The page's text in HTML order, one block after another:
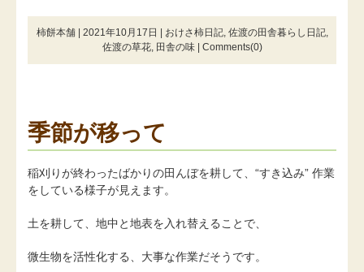
柿餅本舗 | 2021年10月17日 | おけさ柿日記, 佐渡の田舎暮らし日記,
佐渡の草花, 田舎の味| Comments(0)
季節が移って
稲刈りが終わったばかりの田んぼを耕して、“すき込み” 作業
をしている様子が見えます。
土を耕して、地中と地表を入れ替えることで、
微生物を活性化する、大事な作業だそうです。